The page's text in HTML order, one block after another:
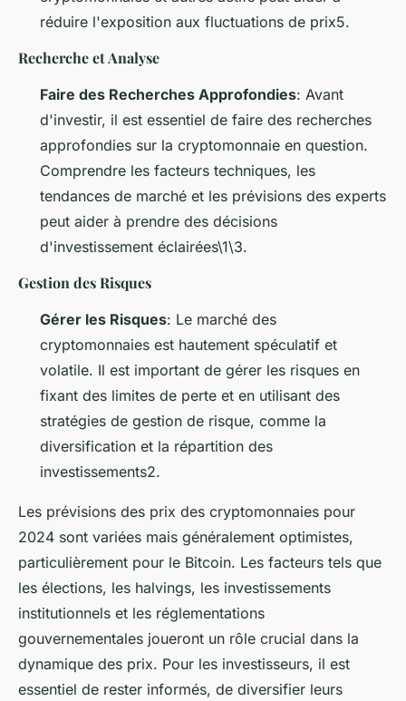
réduire l'exposition aux fluctuations de prix5.
Recherche et Analyse
Faire des Recherches Approfondies: Avant
d'investir, il est essentiel de faire des recherches
approfondies sur la cryptomonnaie en question.
Comprendre les facteurs techniques, les
tendances de marché et les prévisions des experts
peut aider à prendre des décisions
d'investissement éclairées\1\3.
Gestion des Risques
Gérer les Risques: Le marché des
cryptomonnaies est hautement spéculatif et
volatile. Il est important de gérer les risques en
fixant des limites de perte et en utilisant des
stratégies de gestion de risque, comme la
diversification et la répartition des
investissements2.
Les prévisions des prix des cryptomonnaies pour
2024 sont variées mais généralement optimistes,
particulièrement pour le Bitcoin. Les facteurs tels que
les élections, les halvings, les investissements
institutionnels et les réglementations
gouvernementales joueront un rôle crucial dans la
dynamique des prix. Pour les investisseurs, il est
essentiel de rester informés, de diversifier leurs